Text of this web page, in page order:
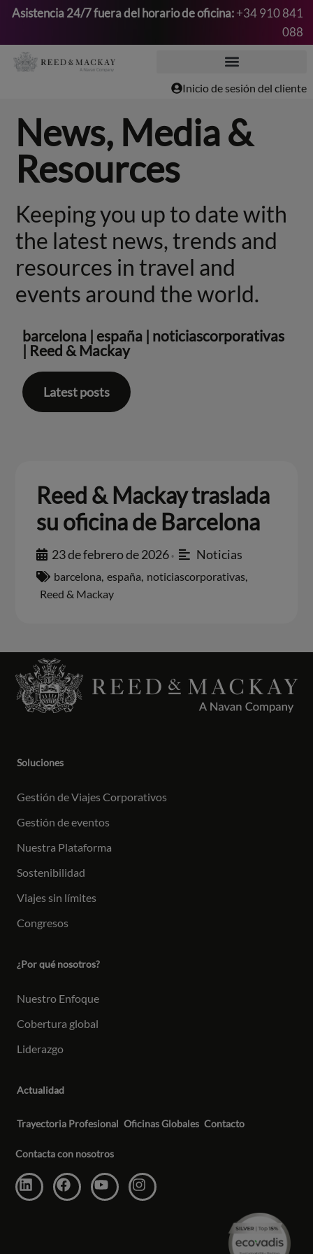
contenido
Asistencia 24/7 fuera del horario de oficina:+34 910 841
088
Inicio de sesión del cliente
News, Media &
Resources
Keeping you up to date with
the latest news, trends and
resources in travel and
events around the world.
barcelona | españa | noticiascorporativas
| Reed & Mackay
Latest posts
Reed & Mackay traslada
su oficina de Barcelona
23 de febrero de 2026 • Noticias
barcelona, españa, noticiascorporativas,
Reed & Mackay
Soluciones
Gestión de Viajes Corporativos
Gestión de eventos
Nuestra Plataforma
Sostenibilidad
Viajes sin límites
Congresos
¿Por qué nosotros?
Nuestro Enfoque
Cobertura global
Liderazgo
Actualidad
Trayectoria Profesional Oficinas Globales Contacto
Contacta con nosotros